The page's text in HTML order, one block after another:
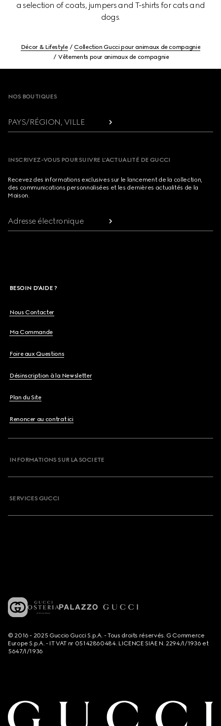
a selection of coats, jumpers and T-shirts for cats and
dogs.
Décor & Lifestyle
Collection Gucci pour animaux de compagnie
Vêtements pour animaux de compagnie
NOS BOUTIQUES
PAYS/RÉGION, VILLE
INSCRIVEZ-VOUS POUR SUIVRE L’ACTUALITÉ DE GUCCI
Recevez des informations exclusives sur le lancement de la collection,
des communications personnalisées et les dernières actualités de la
Maison.
Adresse électronique
BESOIN D'AIDE ?
Nous Contacter
Ma Commande
Foire aux Questions
Désinscription à la Newsletter
Plan du Site
Renoncer au contrat ici
INFORMATIONS SUR LA SOCIETE
SERVICES GUCCI
© 2016 - 2025 Guccio Gucci S.p.A. - Tous droits réservés. G Commerce
Europe S.p.A. - IT VAT nr 05142860484. LICENCE SIAE N. 2294/I/1936 et
5647/I/1936